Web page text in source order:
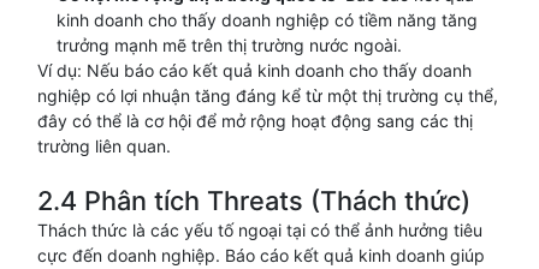
kinh doanh cho thấy doanh nghiệp có tiềm năng tăng
trưởng mạnh mẽ trên thị trường nước ngoài.
Ví dụ: Nếu báo cáo kết quả kinh doanh cho thấy doanh
nghiệp có lợi nhuận tăng đáng kể từ một thị trường cụ thể,
đây có thể là cơ hội để mở rộng hoạt động sang các thị
trường liên quan.
2.4 Phân tích Threats (Thách thức)
Thách thức là các yếu tố ngoại tại có thể ảnh hưởng tiêu
cực đến doanh nghiệp. Báo cáo kết quả kinh doanh giúp